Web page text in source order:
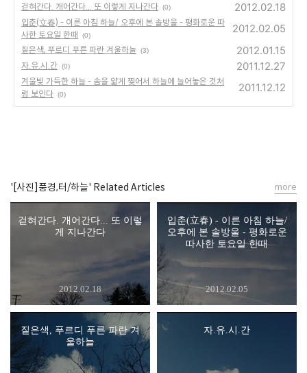
걷혀간다. 개어간다... 또 이렇게 지나간다 (0) 2012.02.18
입춘(立春) - 이른 아침 하늘/ 오후에 본 솔방울 - 평화로운 따
사한 토요일 한때
(0)
2012.02.05
짙은색, 푸르디 푸른 파란 겨울하늘 (3) 2012.01.15
자.유.시.간 (0) 2011.12.27
겨울빛 가득한 하늘 - 솜을 얇게 찢어서 하늘에 늘어놓은 것처
럼 보인다 (0)
2011.12.12
'[사진]풍경,터/하늘' Related Articles
걷혀간다. 개어간다... 또 이렇
게 지나간다
2012.02.18
입춘(立春) - 이른 아침 하늘/
오후에 본 솔방울 - 평화로운
따사한 토요일 한때
2012.02.05
짙은색, 푸르디 푸른 파란 겨
울하늘
자.유.시.간
more